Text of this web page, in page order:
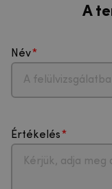
A
Név
Értékelés